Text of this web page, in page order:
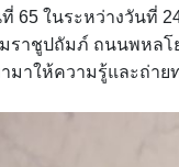
65 ในระหว่างวันที่
ราชูปถัมภ์ ถนนพหลโ
มาให้ความรู้และถ่า